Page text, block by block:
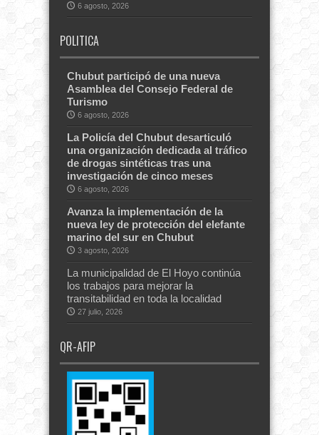
6 agosto, 2026
POLITICA
Chubut participó de una nueva
Asamblea del Consejo Federal de
Turismo
6 agosto, 2026
La Policía del Chubut desarticuló
una organización dedicada al tráfico
de drogas sintéticas tras una
investigación de cinco meses
6 agosto, 2026
Avanza la implementación de la
nueva ley de protección del elefante
marino del sur en Chubut
3 agosto, 2026
La municipalidad de El Hoyo continúa
los trabajos para mejorar la
transitabilidad en toda la localidad
27 julio, 2026
QR-AFIP